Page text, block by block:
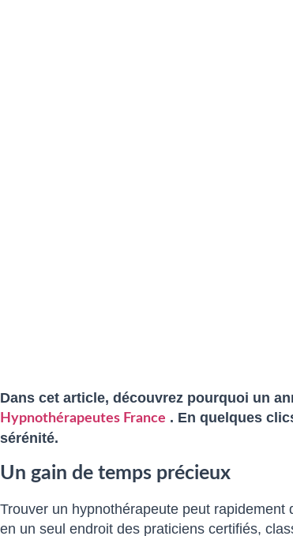
Dans cet article, découvrez pourquoi un
Hypnothérapeutes France . En quelques
sérénité.
Un gain de temps précieux
Trouver un hypnothérapeute peut
en un seul endroit des praticiens certifiés,